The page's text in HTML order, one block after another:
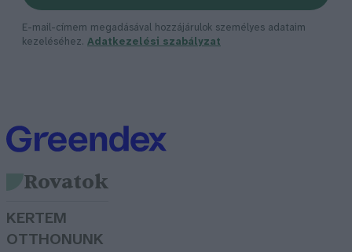
E-mail-címem megadásával hozzájárulok személyes adataim
kezeléséhez. Adatkezelési szabályzat
Rovatok
KERTEM
OTTHONUNK